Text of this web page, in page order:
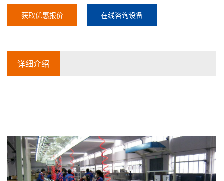
获取优惠报价 在线咨询设备
详细介绍